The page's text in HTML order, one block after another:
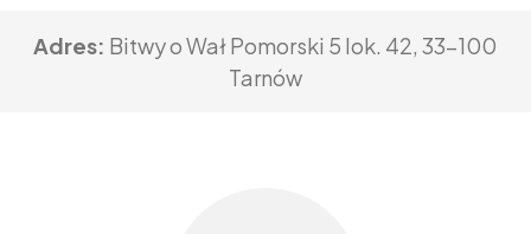
Adres: Bitwy o Wał Pomorski 5 lok. 42, 33-100
Tarnów